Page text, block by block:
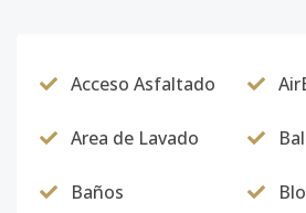
Acceso Asfaltado
Area de Lavado
Baños